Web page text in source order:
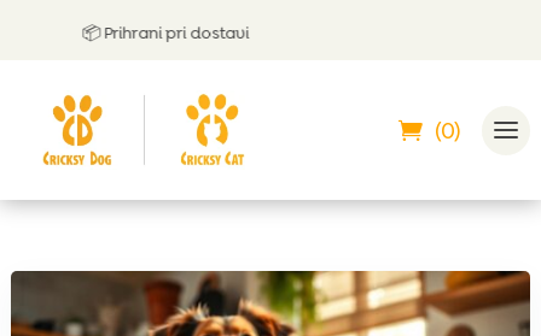
📦 Prihrani pri dostavi
(0)